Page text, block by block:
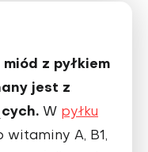
z pyłkiem
jest z
W pyłku
A, B1,